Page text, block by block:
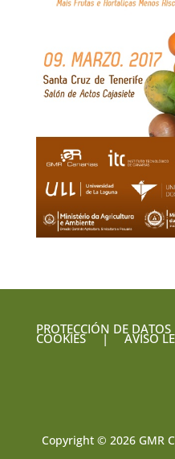
PROTECCIÓN DE DATOS
COOKIES|AVISO
Copyright © 2026 GMR